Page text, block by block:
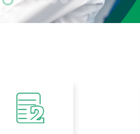
Focar slide
Focar slide
Focar slide
Focar slide
Focar slide
Focar slide
Focar slide